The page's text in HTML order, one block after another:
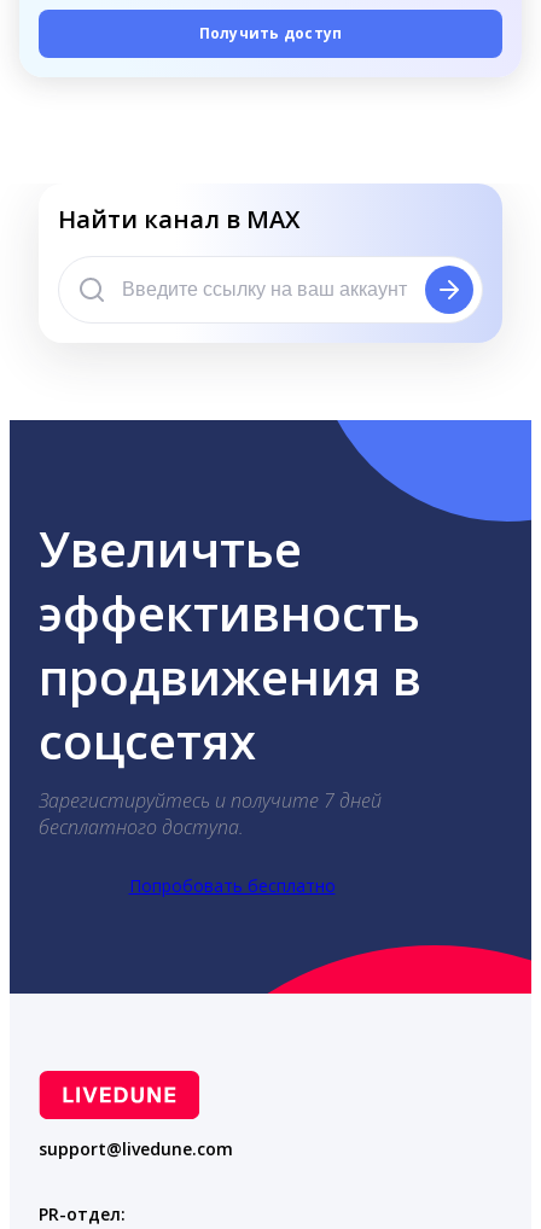
Получить доступ
Найти канал в MAX
Увеличтье
эффективность
продвижения в
соцсетях
Зарегистируйтесь и получите 7 дней
бесплатного доступа.
Попробовать бесплатно
support@livedune.com
PR-отдел: